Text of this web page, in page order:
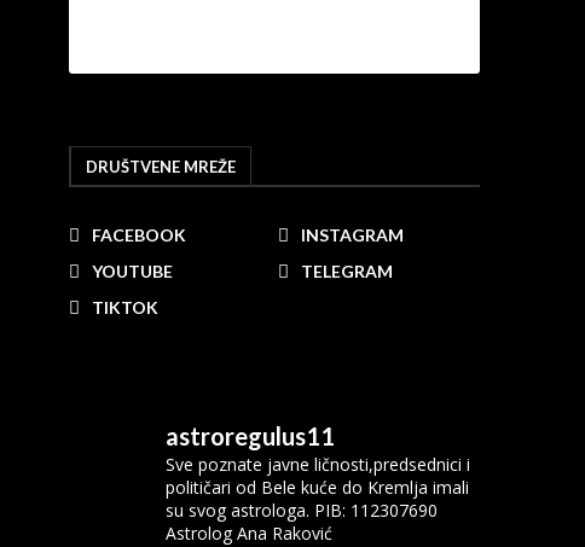
DRUŠTVENE MREŽE
FACEBOOK
INSTAGRAM
YOUTUBE
TELEGRAM
TIKTOK
astroregulus11
Sve poznate javne ličnosti,predsednici i
političari od Bele kuće do Kremlja imali
su svog astrologa. PIB: 112307690
Astrolog Ana Raković